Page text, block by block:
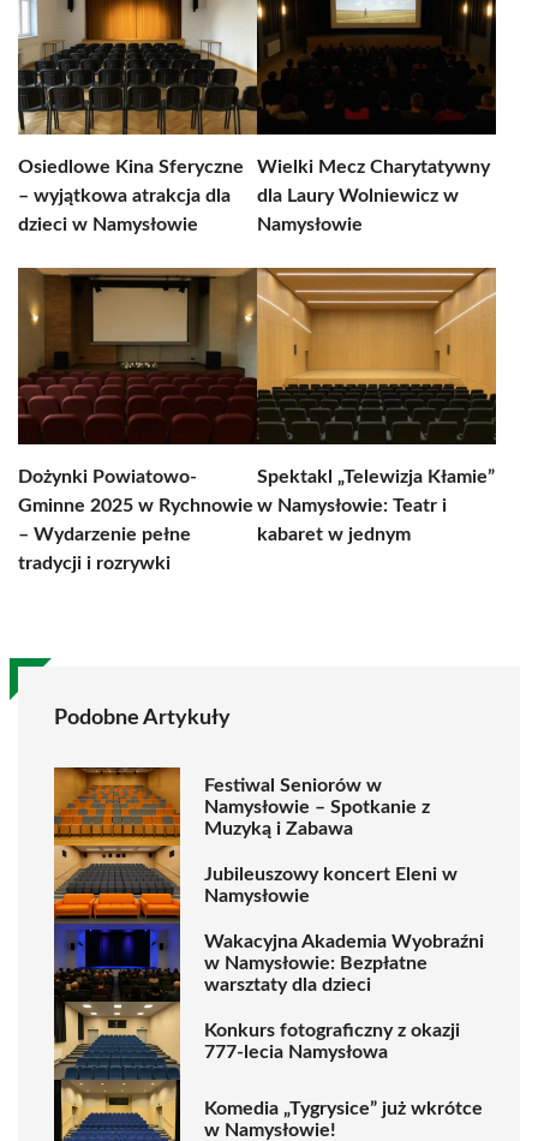
Osiedlowe Kina Sferyczne
– wyjątkowa atrakcja dla
dzieci w Namysłowie
Wielki Mecz Charytatywny
dla Laury Wolniewicz w
Namysłowie
Dożynki Powiatowo-
Gminne 2025 w Rychnowie
– Wydarzenie pełne
tradycji i rozrywki
Spektakl „Telewizja Kłamie”
w Namysłowie: Teatr i
kabaret w jednym
Podobne Artykuły
Festiwal Seniorów w
Namysłowie – Spotkanie z
Muzyką i Zabawa
Jubileuszowy koncert Eleni w
Namysłowie
Wakacyjna Akademia Wyobraźni
w Namysłowie: Bezpłatne
warsztaty dla dzieci
Konkurs fotograficzny z okazji
777-lecia Namysłowa
Komedia „Tygrysice” już wkrótce
w Namysłowie!